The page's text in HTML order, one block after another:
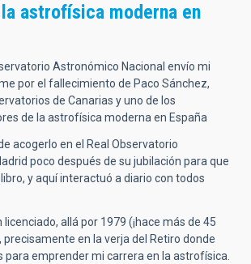
astrofísica moderna en
Astronómico Nacional envío mi
por el fallecimiento de Paco Sánchez,
de Canarias y uno de los
de la astrofísica moderna en España
acogerlo en el Real Observatorio
poco después de su jubilación para que
y aquí interactuó a diario con todos
licenciado, allá por 1979 (¡hace más de 45
precisamente en la verja del Retiro donde
para emprender mi carrera en la astrofísica.